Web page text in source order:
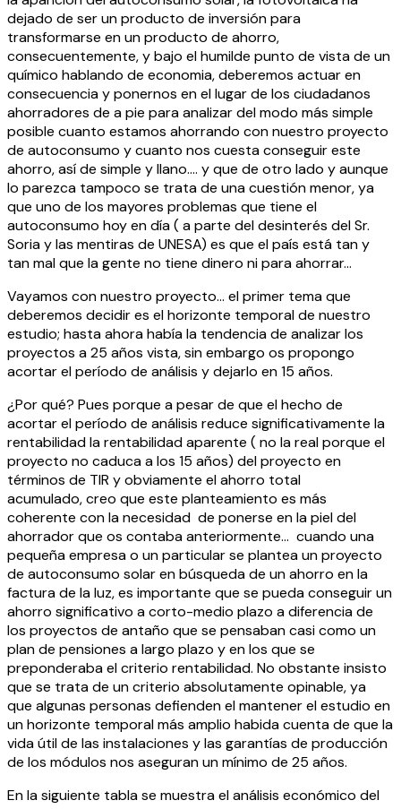
dejado de ser un producto de inversión para
transformarse en un producto de ahorro,
consecuentemente, y bajo el humilde punto de vista de un
químico hablando de economia, deberemos actuar en
consecuencia y ponernos en el lugar de los ciudadanos
ahorradores de a pie para analizar del modo más simple
posible cuanto estamos ahorrando con nuestro proyecto
de autoconsumo y cuanto nos cuesta conseguir este
ahorro, así de simple y llano…. y que de otro lado y aunque
lo parezca tampoco se trata de una cuestión menor, ya
que uno de los mayores problemas que tiene el
autoconsumo hoy en día ( a parte del desinterés del Sr.
Soria y las mentiras de UNESA) es que el país está tan y
tan mal que la gente no tiene dinero ni para ahorrar…
Vayamos con nuestro proyecto… el primer tema que
deberemos decidir es el horizonte temporal de nuestro
estudio; hasta ahora había la tendencia de analizar los
proyectos a 25 años vista, sin embargo os propongo
acortar el período de análisis y dejarlo en 15 años.
¿Por qué? Pues porque a pesar de que el hecho de
acortar el período de análisis reduce significativamente la
rentabilidad la rentabilidad aparente ( no la real porque el
proyecto no caduca a los 15 años) del proyecto en
términos de TIR y obviamente el ahorro total
acumulado, creo que este planteamiento es más
coherente con la necesidad de ponerse en la piel del
ahorrador que os contaba anteriormente… cuando una
pequeña empresa o un particular se plantea un proyecto
de autoconsumo solar en búsqueda de un ahorro en la
factura de la luz, es importante que se pueda conseguir un
ahorro significativo a corto-medio plazo a diferencia de
los proyectos de antaño que se pensaban casi como un
plan de pensiones a largo plazo y en los que se
preponderaba el criterio rentabilidad. No obstante insisto
que se trata de un criterio absolutamente opinable, ya
que algunas personas defienden el mantener el estudio en
un horizonte temporal más amplio habida cuenta de que la
vida útil de las instalaciones y las garantías de producción
de los módulos nos aseguran un mínimo de 25 años.
En la siguiente tabla se muestra el análisis económico del